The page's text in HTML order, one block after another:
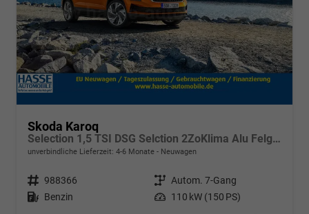
Skoda Karoq
Selection 1,5 TSI DSG Selction 2ZoKlima Alu Felgen 5J Garantie Sitzheizung LED Scheinwerfer Tempomat
unverbindliche Lieferzeit: 4-6 Monate Neuwagen
Fahrzeugnr. 988366 Getriebe Autom. 7-Gang
Kraftstoff Benzin Leistung 110 kW (150 PS)